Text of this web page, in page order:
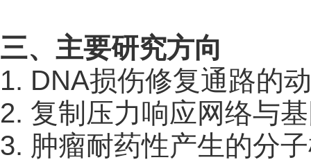
三、主要研究方向
1. DNA损伤修复通路的
2. 复制压力响应网络与
3. 肿瘤耐药性产生的分